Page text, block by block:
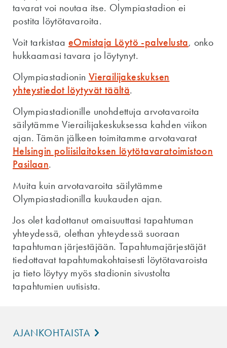
tavarat voi noutaa itse. Olympiastadion ei
postita löytötavaroita.
Voit tarkistaa eOmistaja Löytö -palvelusta, onko
hukkaamasi tavara jo löytynyt.
Olympiastadionin Vierailijakeskuksen
yhteystiedot löytyvät täältä.
Olympiastadionille unohdettuja arvotavaroita
säilytämme Vierailijakeskuksessa kahden viikon
ajan. Tämän jälkeen toimitamme arvotavarat
Helsingin poliisilaitoksen löytötavaratoimistoon
Pasilaan.
Muita kuin arvotavaroita säilytämme
Olympiastadionilla kuukauden ajan.
Jos olet kadottanut omaisuuttasi tapahtuman
yhteydessä, olethan yhteydessä suoraan
tapahtuman järjestäjään. Tapahtumajärjestäjät
tiedottavat tapahtumakohtaisesti löytötavaroista
ja tieto löytyy myös stadionin sivustolta
tapahtumien uutisista.
AJANKOHTAISTA